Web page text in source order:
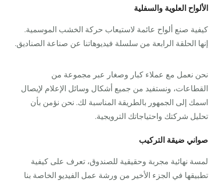
الألواح العلوية والسفلية
كيفية صنع ألواح عائمة لاستيعاب حركة الخشب الموسمية.
إنها الحلقة الرابعة من سلسلة فيديوهاتنا عن صناعة الصناديق.
نحن نعمل مع عملاء كبار وصغار عبر مجموعة من
القطاعات، ونستفيد من جميع أشكال وسائل الإعلام لإيصال
اسمك إلى الجمهور بالطريقة المناسبة لك. نحن نؤمن بأن
تحليل شركتك واحتياجاتك الترويجية.
صواني ضيقة التركيب
لمسة نهائية مجربة وحقيقية للصندوق، تعرف على كيفية
تطبيقها في الجزء الأخير من ورشة عمل الفيديو الخاصة بنا